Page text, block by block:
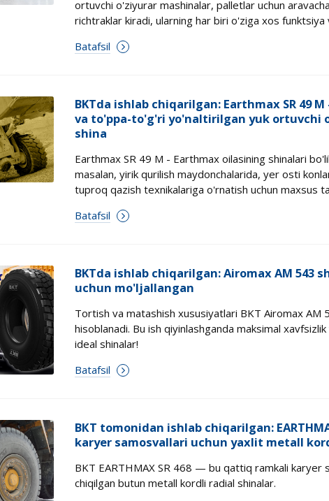
ortuvchi o'ziyurar mashinalar, palletlar uchun
richtraklar kiradi, ularning har biri o'ziga xos funktsiya
Batafsil
BKTda ishlab chiqarilgan: Earthmax SR 49
va to'ppa-to'g'ri yo'naltirilgan yuk ortuvchi
shina
Earthmax SR 49 M - Earthmax oilasining shinalari
masalan, yirik qurilish maydonchalarida, yer osti
tuproq qazish texnikalariga o'rnatish uchun maxsus
Batafsil
BKTda ishlab chiqarilgan: Airomax AM 543
uchun mo'ljallangan
Tortish va matashish xususiyatlari BKT Airomax AM
hisoblanadi. Bu ish qiyinlashganda maksimal
ideal shinalar!
Batafsil
ВКТ tomonidan ishlab chiqarilgan:
karyer samosvallari uchun yaxlit metall
BKT EARTHMAX SR 468 — bu qattiq ramkali karyer
chiqilgan butun metall kordli radial shinalar.